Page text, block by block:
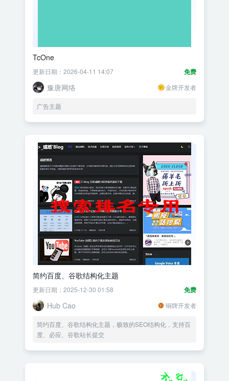
TcOne
免费
更新日期：2026-04-11 14:07
豫唐网络 金牌开发者
广告主题
简约百度、谷歌结构化主题
免费
更新日期：2025-12-30 01:58
Hub Cao 铜牌开发者
简约百度、谷歌结构化主题，极致的SEO结构化，支持百
度、必应、谷歌站长提交